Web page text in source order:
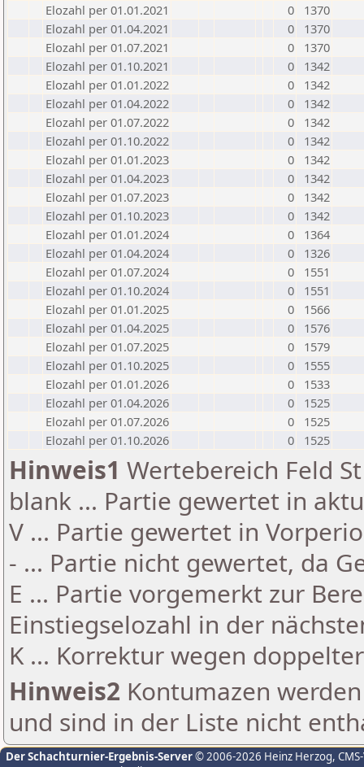
Elozahl per 01.01.2021
0
1370
Elozahl per 01.04.2021
0
1370
Elozahl per 01.07.2021
0
1370
Elozahl per 01.10.2021
0
1342
Elozahl per 01.01.2022
0
1342
Elozahl per 01.04.2022
0
1342
Elozahl per 01.07.2022
0
1342
Elozahl per 01.10.2022
0
1342
Elozahl per 01.01.2023
0
1342
Elozahl per 01.04.2023
0
1342
Elozahl per 01.07.2023
0
1342
Elozahl per 01.10.2023
0
1342
Elozahl per 01.01.2024
0
1364
Elozahl per 01.04.2024
0
1326
Elozahl per 01.07.2024
0
1551
Elozahl per 01.10.2024
0
1551
Elozahl per 01.01.2025
0
1566
Elozahl per 01.04.2025
0
1576
Elozahl per 01.07.2025
0
1579
Elozahl per 01.10.2025
0
1555
Elozahl per 01.01.2026
0
1533
Elozahl per 01.04.2026
0
1525
Elozahl per 01.07.2026
0
1525
Elozahl per 01.10.2026
0 1525
Hinweis1 Wertebereich Feld
blank ... Partie gewertet in
V ... Partie gewertet in
- ... Partie nicht gewertet, da
E ... Partie vorgemerkt zur
Einstiegselozahl in der
K ... Korrektur wegen
Hinweis2 Kontumazen
und sind in der Liste nicht
Der Schachturnier-Ergebnis-Server© 2006-2026 Heinz Herzog,